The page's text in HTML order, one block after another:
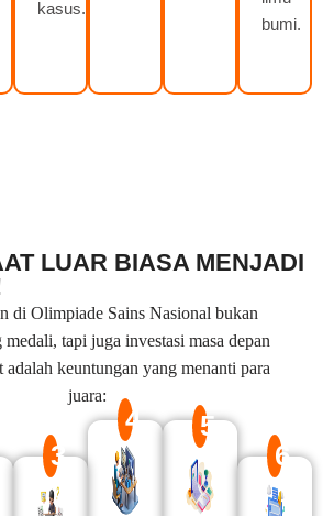
kasus.
bumi.
LUAR BIASA MENJADI
di Olimpiade Sains Nasional bukan
medali, tapi juga investasi masa depan
keuntungan yang menanti para
juara:
3
4 5
6